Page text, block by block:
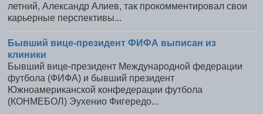
летний, Александр Алиев, так прокомментировал свои
карьерные перспективы...
Бывший вице-президент ФИФА выписан из
клиники
Бывший вице-президент Международной федерации
футбола (ФИФА) и бывший президент
Южноамериканской конфедерации футбола
(КОНМЕБОЛ) Эухенио Фигередо...